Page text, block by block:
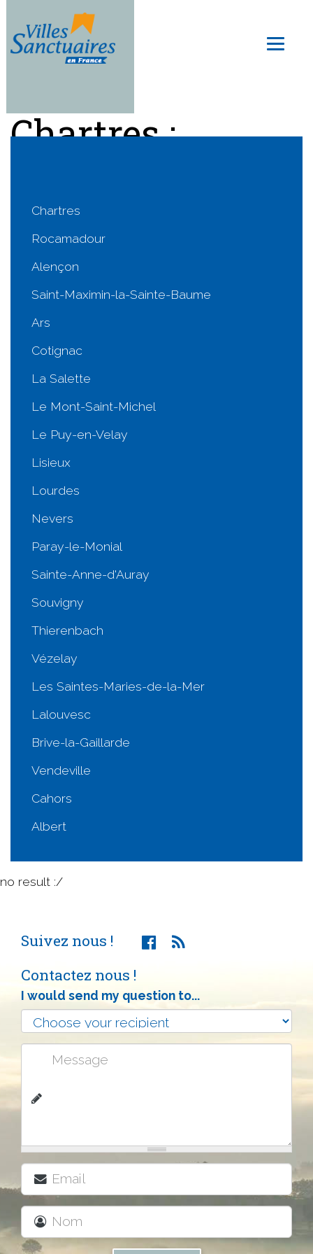
main
Chartres :
Chartres
Rocamadour
Alençon
Saint-Maximin-la-Sainte-Baume
Ars
Cotignac
La Salette
Le Mont-Saint-Michel
Le Puy-en-Velay
Lisieux
Lourdes
Nevers
Paray-le-Monial
Sainte-Anne-d'Auray
Souvigny
Thierenbach
Vézelay
Les Saintes-Maries-de-la-Mer
Lalouvesc
Brive-la-Gaillarde
Vendeville
Cahors
Albert
no result :/
Suivez nous !
Contactez nous !
I would send my question to...